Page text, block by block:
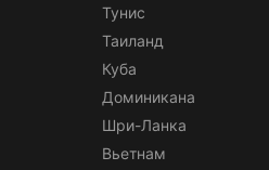
Тунис
Таиланд
Куба
Доминикана
Шри-Ланка
Вьетнам